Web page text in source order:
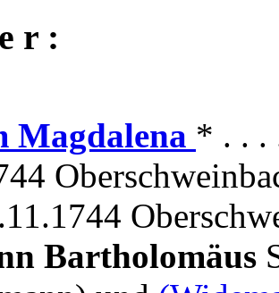
r :
Magdalena * . . .
Bartholomäus